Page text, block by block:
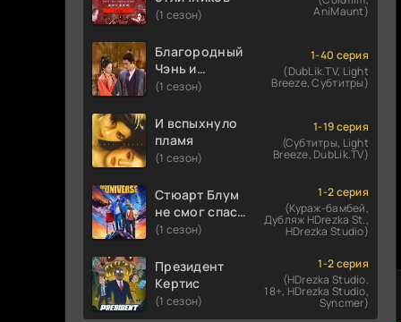
(1 сезон) AniMaunt)
Благородный
Чэнь и
прекрасная
(1 сезон)
1-40 серия
(DubLik.TV, Light
Breeze, Субтитры)
И вспыхнуло
пламя
(1 сезон)
1-19 серия
(Субтитры, Light
Breeze, DubLik.TV)
Стюарт Блум
не смог спасти
вселенную
(1 сезон)
1-2 серия
(Кураж-бамбей,
Дубляж HDrezka St.,
HDrezka Studio)
Президент
Кертис
(1 сезон)
1-2 серия
(HDrezka Studio.
18+, HDrezka Studio,
Syncmer)